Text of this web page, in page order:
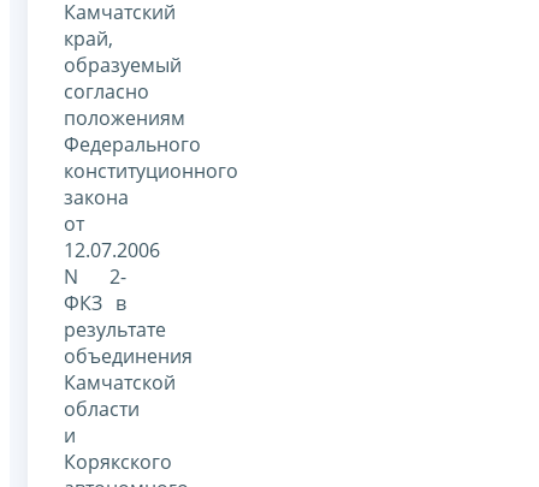
Камчатский
край,
образуемый
согласно
положениям
Федерального
конституционного
закона
от
12.07.2006
N 2-
ФКЗ в
результате
объединения
Камчатской
области
и
Корякского